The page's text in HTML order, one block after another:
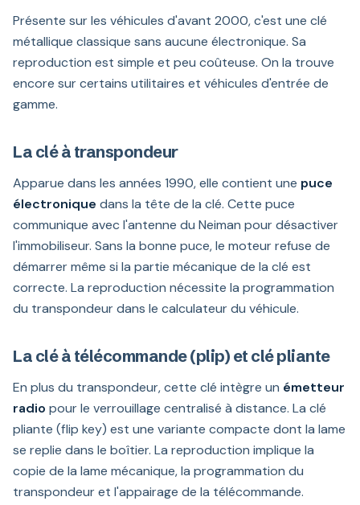
Présente sur les véhicules d'avant 2000, c'est une clé
métallique classique sans aucune électronique. Sa
reproduction est simple et peu coûteuse. On la trouve
encore sur certains utilitaires et véhicules d'entrée de
gamme.
La clé à transpondeur
Apparue dans les années 1990, elle contient une puce
électronique dans la tête de la clé. Cette puce
communique avec l'antenne du Neiman pour désactiver
l'immobiliseur. Sans la bonne puce, le moteur refuse de
démarrer même si la partie mécanique de la clé est
correcte. La reproduction nécessite la programmation
du transpondeur dans le calculateur du véhicule.
La clé à télécommande (plip) et clé pliante
En plus du transpondeur, cette clé intègre un émetteur
radio pour le verrouillage centralisé à distance. La clé
pliante (flip key) est une variante compacte dont la lame
se replie dans le boîtier. La reproduction implique la
copie de la lame mécanique, la programmation du
transpondeur et l'appairage de la télécommande.